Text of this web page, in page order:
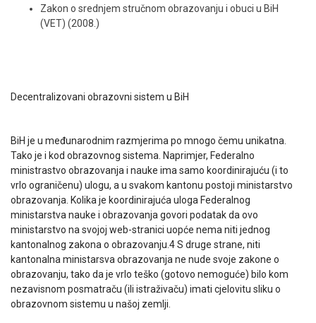
Zakon o srednjem stručnom obrazovanju i obuci u BiH
(VET) (2008.)
Decentralizovani obrazovni sistem u BiH
BiH je u međunarodnim razmjerima po mnogo čemu unikatna.
Tako je i kod obrazovnog sistema. Naprimjer, Federalno
ministrastvo obrazovanja i nauke ima samo koordinirajuću (i to
vrlo ograničenu) ulogu, a u svakom kantonu postoji ministarstvo
obrazovanja. Kolika je koordinirajuća uloga Federalnog
ministarstva nauke i obrazovanja govori podatak da ovo
ministarstvo na svojoj web-stranici uopće nema niti jednog
kantonalnog zakona o obrazovanju.4 S druge strane, niti
kantonalna ministarsva obrazovanja ne nude svoje zakone o
obrazovanju, tako da je vrlo teško (gotovo nemoguće) bilo kom
nezavisnom posmatraču (ili istraživaču) imati cjelovitu sliku o
obrazovnom sistemu u našoj zemlji.